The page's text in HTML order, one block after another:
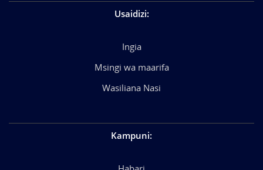
Usaidizi:
Ingia
Msingi wa maarifa
Wasiliana Nasi
Kampuni: